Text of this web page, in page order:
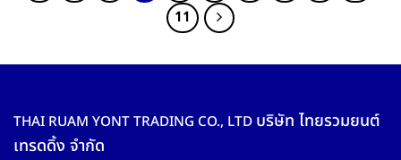
11
THAI RUAM YONT TRADING CO., LTD บริษัท ไทยรวมยนต์
เทรดดิ้ง จำกัด